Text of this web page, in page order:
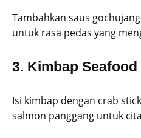
Tambahkan saus
untuk rasa pedas yang
3. Kimbap Seafood
Isi kimbap dengan crab
salmon panggang untuk